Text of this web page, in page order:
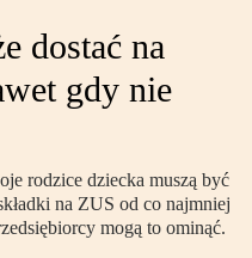
dostać na
gdy nie
rodzice dziecka muszą być
na ZUS od co najmniej
mogą to ominąć.